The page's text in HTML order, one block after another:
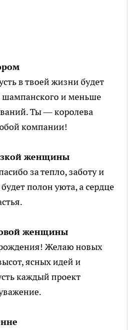
в твоей жизни будет
и меньше
Ты — королева
компании!
женщины
за тепло, заботу и
полон уюта, а сердце
женщины
Желаю новых
ясных идей и
каждый проект